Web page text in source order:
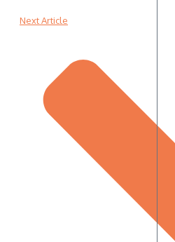
Next Article